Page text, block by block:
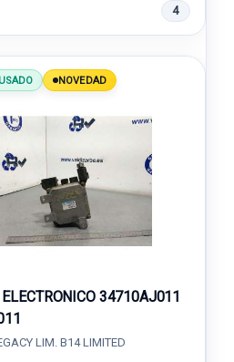
4
NOVEDAD
34710AJ011
LIM. B14 LIMITED